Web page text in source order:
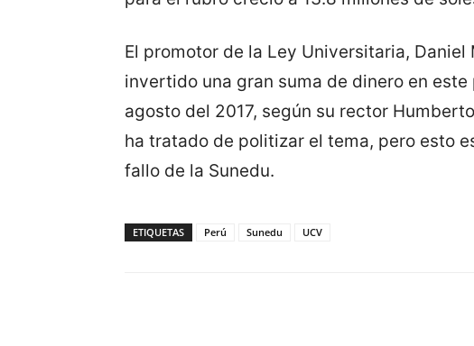
El promotor de la Ley Universitaria, Daniel
invertido una gran suma de dinero en
agosto del 2017, según su rector
ha tratado de politizar el tema, pero esto
fallo de la Sunedu.
ETIQUETAS Perú Sunedu UCV